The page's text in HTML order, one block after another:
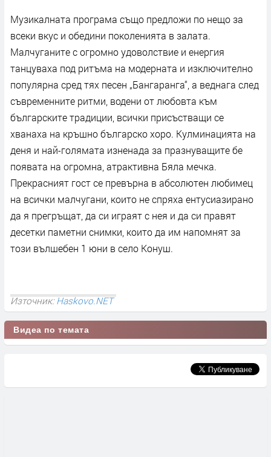
Музикалната програма също предложи по нещо за
всеки вкус и обедини поколенията в залата.
Малчуганите с огромно удоволствие и енергия
танцуваха под ритъма на модерната и изключително
популярна сред тях песен „Бангаранга“, а веднага след
съвременните ритми, водени от любовта към
българските традиции, всички присъстващи се
хванаха на кръшно българско хоро. Кулминацията на
деня и най-голямата изненада за празнуващите бе
появата на огромна, атрактивна Бяла мечка.
Прекрасният гост се превърна в абсолютен любимец
на всички малчугани, които не спряха ентусиазирано
да я прегръщат, да си играят с нея и да си правят
десетки паметни снимки, които да им напомнят за
този вълшебен 1 юни в село Конуш.
Източник:Haskovo.NET
Видеа по темата